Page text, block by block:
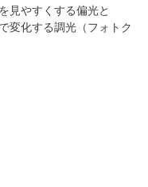
見やすくする偏光と
変化する調光（フォトク